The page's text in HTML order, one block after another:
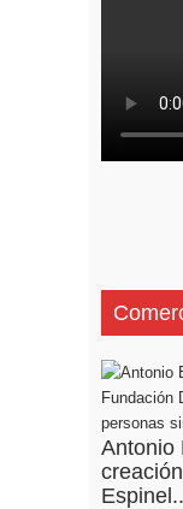
Antonio